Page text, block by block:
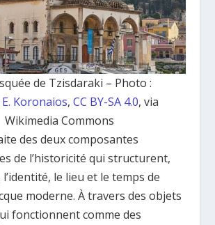
de Tzisdaraki – Photo :
Koronaios, CC BY-SA 4.0, via
Wikimedia Commons
des deux composantes
de l’historicité qui structurent,
le lieu et le temps de
moderne. À travers des objets
fonctionnent comme des